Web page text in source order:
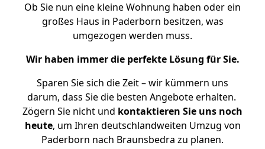
Ob Sie nun eine kleine Wohnung haben oder ein
großes Haus in Paderborn besitzen, was
umgezogen werden muss.
Wir haben immer die perfekte Lösung für Sie.
Sparen Sie sich die Zeit – wir kümmern uns
darum, dass Sie die besten Angebote erhalten.
Zögern Sie nicht und kontaktieren Sie uns noch
heute, um Ihren deutschlandweiten Umzug von
Paderborn nach Braunsbedra zu planen.